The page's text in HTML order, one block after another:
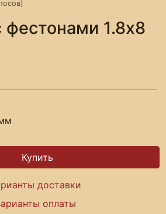
фестонами 1.8х8
доставки
оплаты